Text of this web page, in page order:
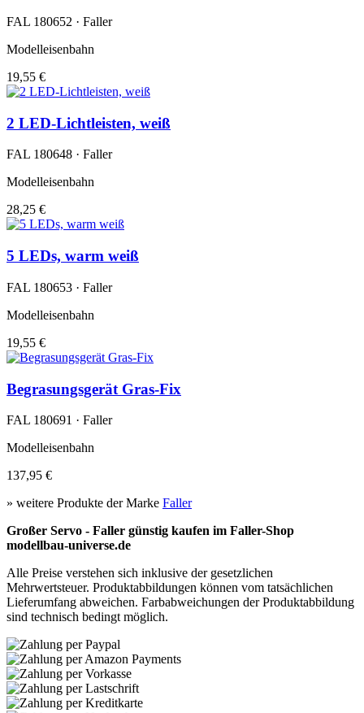
FAL 180652 · Faller
Modelleisenbahn
19,55 €
2 LED-Lichtleisten, weiß
FAL 180648 · Faller
Modelleisenbahn
28,25 €
5 LEDs, warm weiß
FAL 180653 · Faller
Modelleisenbahn
19,55 €
Begrasungsgerät Gras-Fix
FAL 180691 · Faller
Modelleisenbahn
137,95 €
» weitere Produkte der Marke Faller
Großer Servo - Faller günstig kaufen im Faller-Shop
modellbau-universe.de
Alle Preise verstehen sich inklusive der gesetzlichen
Mehrwertsteuer. Produktabbildungen können vom tatsächlichen
Lieferumfang abweichen. Farbabweichungen der Produktabbildung
sind technisch bedingt möglich.